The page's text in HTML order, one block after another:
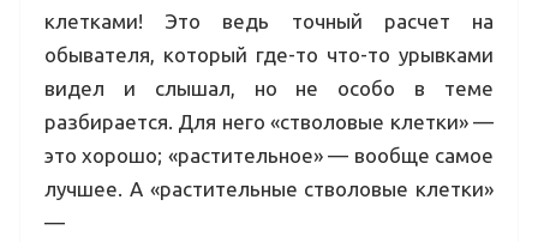
клетками! Это ведь точный расчет на
обывателя, который где-то что-то урывками
видел и слышал, но не особо в теме
разбирается. Для него «стволовые клетки» —
это хорошо; «растительное» — вообще самое
лучшее. А «растительные стволовые клетки»
—